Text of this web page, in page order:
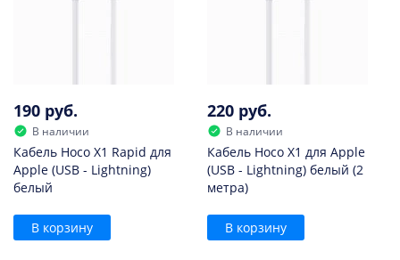
190 руб.
В наличии
Кабель Hoco X1 Rapid для
Apple (USB - Lightning)
белый
В корзину
220 руб.
В наличии
Кабель Hoco X1 для Apple
(USB - Lightning) белый (2
метра)
В корзину